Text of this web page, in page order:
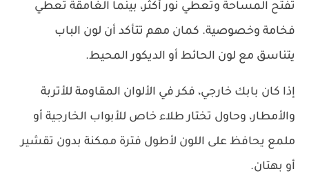
تفتح المساحة وتعطي نور أكثر، بينما الغامقة تعطي
فخامة وخصوصية. كمان مهم تتأكد أن لون الباب
يتناسق مع لون الحائط أو الديكور المحيط.
إذا كان بابك خارجي، فكر في الألوان المقاومة للأتربة
والأمطار، وحاول تختار طلاء خاص للأبواب الخارجية أو
ملمع يحافظ على اللون لأطول فترة ممكنة بدون تقشير
أو بهتان.